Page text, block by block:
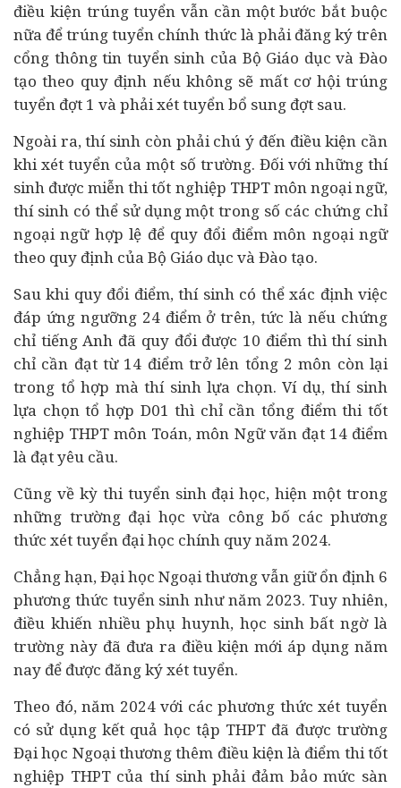
điều kiện trúng tuyển vẫn cần một bước bắt buộc
nữa để trúng tuyển chính thức là phải đăng ký trên
cổng thông tin tuyển sinh của Bộ Giáo dục và Đào
tạo theo quy định nếu không sẽ mất cơ hội trúng
tuyển đợt 1 và phải xét tuyển bổ sung đợt sau.
Ngoài ra, thí sinh còn phải chú ý đến điều kiện cần
khi xét tuyển của một số trường. Đối với những thí
sinh được miễn thi tốt nghiệp THPT môn ngoại ngữ,
thí sinh có thể sử dụng một trong số các chứng chỉ
ngoại ngữ hợp lệ để quy đổi điểm môn ngoại ngữ
theo quy định của Bộ Giáo dục và Đào tạo.
Sau khi quy đổi điểm, thí sinh có thể xác định việc
đáp ứng ngưỡng 24 điểm ở trên, tức là nếu chứng
chỉ tiếng Anh đã quy đổi được 10 điểm thì thí sinh
chỉ cần đạt từ 14 điểm trở lên tổng 2 môn còn lại
trong tổ hợp mà thí sinh lựa chọn. Ví dụ, thí sinh
lựa chọn tổ hợp D01 thì chỉ cần tổng điểm thi tốt
nghiệp THPT môn Toán, môn Ngữ văn đạt 14 điểm
là đạt yêu cầu.
Cũng về kỳ thi tuyển sinh đại học, hiện một trong
những trường đại học vừa công bố các phương
thức xét tuyển đại học chính quy năm 2024.
Chẳng hạn, Đại học Ngoại thương vẫn giữ ổn định 6
phương thức tuyển sinh như năm 2023. Tuy nhiên,
điều khiến nhiều phụ huynh, học sinh bất ngờ là
trường này đã đưa ra điều kiện mới áp dụng năm
nay để được đăng ký xét tuyển.
Theo đó, năm 2024 với các phương thức xét tuyển
có sử dụng kết quả học tập THPT đã được trường
Đại học Ngoại thương thêm điều kiện là điểm thi tốt
nghiệp THPT của thí sinh phải đảm bảo mức sàn